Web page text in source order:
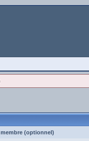
(optionnel)